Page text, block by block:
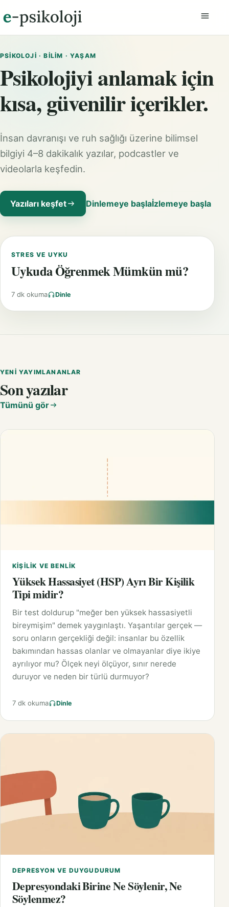
PSIKOLOJI · BILIM · YAŞAM
Psikolojiyi anlamak için
kısa, güvenilir içerikler.
İnsan davranışı ve ruh sağlığı üzerine bilimsel
bilgiyi 4–8 dakikalık yazılar, podcastler ve
videolarla keşfedin.
Yazıları keşfet Dinlemeye başlaİzlemeye başla
STRES VE UYKU
Uykuda Öğrenmek Mümkün mü?
7 dk okuma Dinle
YENI YAYIMLANANLAR
Son yazılar
Tümünü gör
KIŞILIK VE BENLIK
Yüksek Hassasiyet (HSP) Ayrı Bir Kişilik
Tipi midir?
Bir test doldurup "meğer ben yüksek hassasiyetli
bireymişim" demek yaygınlaştı. Yaşantılar gerçek —
soru onların gerçekliği değil: insanlar bu özellik
bakımından hassas olanlar ve olmayanlar diye ikiye
ayrılıyor mu? Ölçek neyi ölçüyor, sınır nerede
duruyor ve neden bir türlü durmuyor?
7 dk okuma Dinle
DEPRESYON VE DUYGUDURUM
Depresyondaki Birine Ne Söylenir, Ne
Söylenmez?